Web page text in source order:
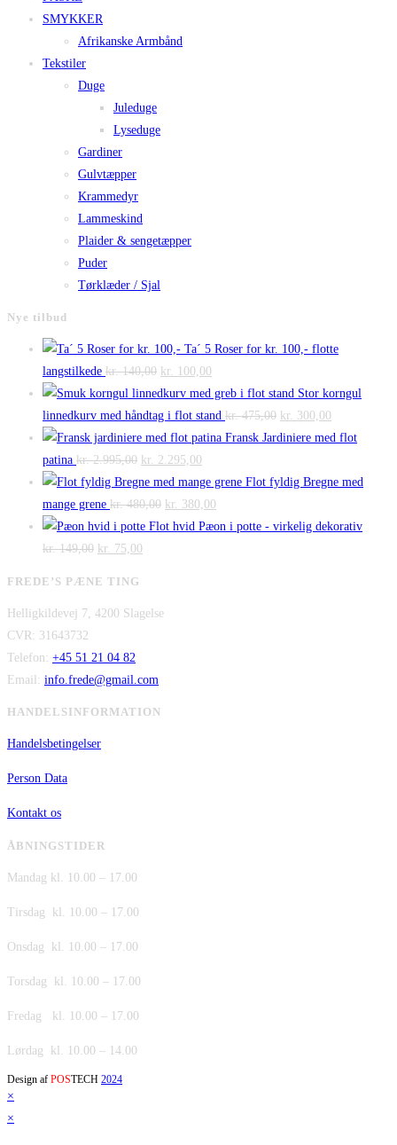
SMYKKER
Afrikanske Armbånd
Tekstiler
Duge
Juleduge
Lyseduge
Gardiner
Gulvtæpper
Krammedyr
Lammeskind
Plaider & sengetæpper
Puder
Tørklæder / Sjal
Nye tilbud
Ta´ 5 Roser for kr. 100,- flotte
langstilkede kr.140,00 Den
oprindelige
pris
var:
kr. 140,00.
kr. 100,00
aktuelle
pris
er:
Stor korngul
linnedkurv med håndtag i flot stand kr.475,00 Den
oprindelige
var:
kr. 300,00
aktuelle
er:
Fransk Jardiniere med flot
patina kr.2.995,00 Den
oprindelige
pris
var:
kr. 2.995,00.
kr. 2.295,00
aktuelle
pris
er:
Flot fyldig Bregne med
mange grene kr.480,00 Den
oprindelige
kr. 380,00
aktuelle
Flot hvid Pæon i potte - virkelig dekorativ
kr.149,00 Den
var:
kr. 75,00
er:
FREDE’S PÆNE TING
Helligkildevej 7, 4200 Slagelse
CVR: 31643732
Telefon: +45 51 21 04 82
Email: info.frede@gmail.com
HANDELSINFORMATION
Handelsbetingelser
Person Data
Kontakt os
ÅBNINGSTIDER
Mandag kl. 10.00 – 17.00
Tirsdag kl. 10.00 – 17.00
Onsdag kl. 10.00 – 17.00
Torsdag kl. 10.00 – 17.00
Fredag kl. 10.00 – 17.00
Lørdag kl. 10.00 – 14.00
Design af POSTECH 2024
×
×